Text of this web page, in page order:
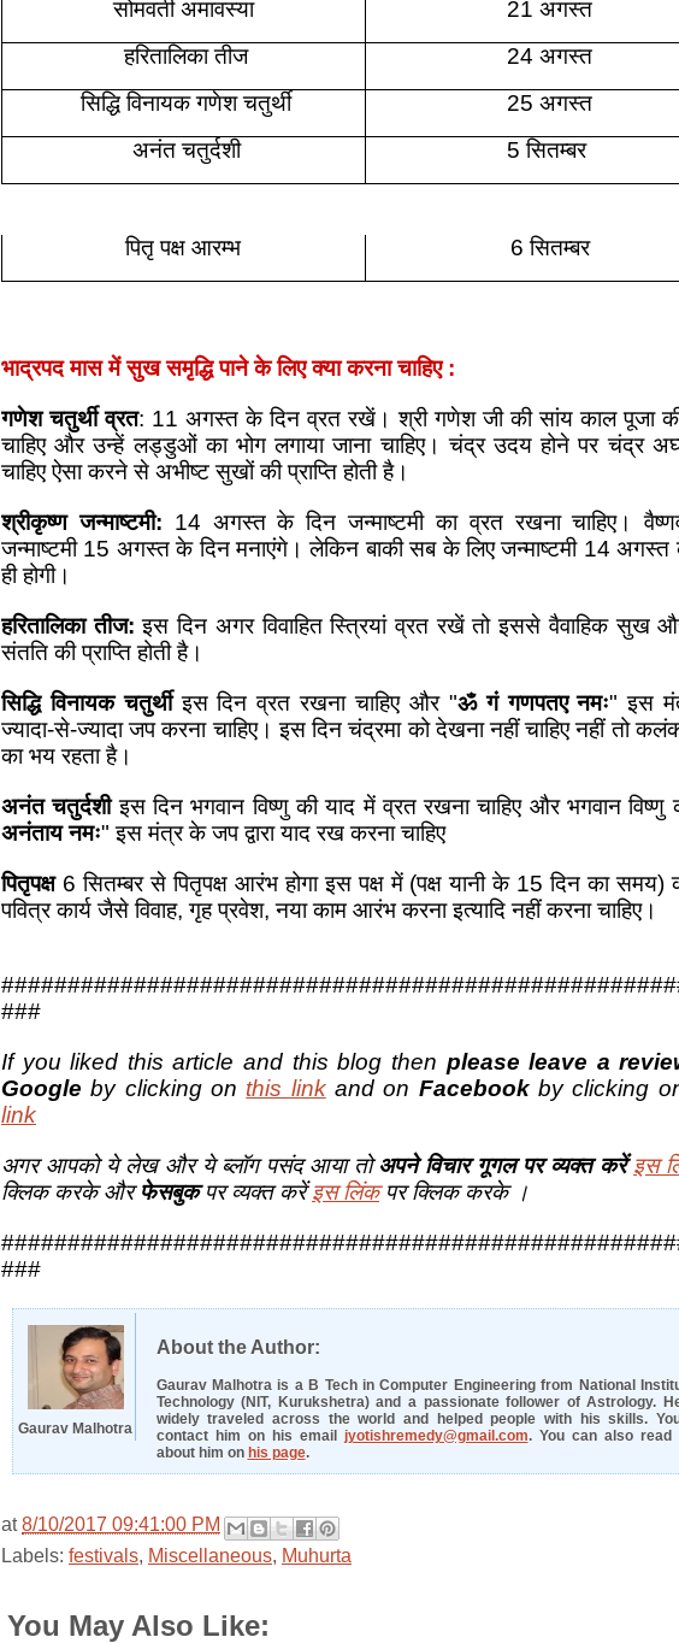
सोमवती अमावस्या
21 अगस्त
हरितालिका तीज
24 अगस्त
सिद्धि विनायक गणेश चतुर्थी
25 अगस्त
अनंत चतुर्दशी
5 सितम्बर
पितृ पक्ष आरम्भ 6 सितम्बर
भाद्रपद मास में सुख समृद्धि पाने के लिए क्या करना चाहिए :
गणेश चतुर्थी व्रत: 11 अगस्त के दिन व्रत रखें। श्री गणेश जी की सांय काल पूजा
चाहिए और उन्हें लड्डुओं का भोग लगाया जाना चाहिए। चंद्र उदय होने पर चंद्र
चाहिए ऐसा करने से अभीष्ट सुखों की प्राप्ति होती है।
श्रीकृष्ण जन्माष्टमी: 14 अगस्त के दिन जन्माष्टमी का व्रत रखना चाहिए।
जन्माष्टमी 15 अगस्त के दिन मनाएंगे। लेकिन बाकी सब के लिए जन्माष्टमी 14 अगस्त
ही होगी।
हरितालिका तीज: इस दिन अगर विवाहित स्त्रियां व्रत रखें तो इससे वैवाहिक सुख
संतति की प्राप्ति होती है।
सिद्धि विनायक चतुर्थीइस दिन व्रत रखना चाहिए और "ॐ गं गणपतए नमः" इस
ज्यादा-से-ज्यादा जप करना चाहिए। इस दिन चंद्रमा को देखना नहीं चाहिए नहीं तो
का भय रहता है।
अनंत चतुर्दशीइस दिन भगवान विष्णु की याद में व्रत रखना चाहिए और भगवान विष्णु
अनंताय नमः" इस मंत्र के जप द्वारा याद रख करना चाहिए
पितृपक्ष 6 सितम्बर से पितृपक्ष आरंभ होगा इस पक्ष में (पक्ष यानी के 15 दिन का समय)
पवित्र कार्य जैसे विवाह, गृह प्रवेश, नया काम आरंभ करना इत्यादि नहीं करना चाहिए।
###
If you liked this article and this blog then please leave a
Google by clicking on this linkand on Facebookby clicking
link
अगर आपको ये लेख और ये ब्लॉग पसंद आया तोअपने विचार गूगल पर व्यक्त करेंइस
क्लिक करके औरफेसबुकपर व्यक्त करेंइस लिंकपर क्लिक करके ।
###
Gaurav Malhotra
About the Author:
Gaurav Malhotra is a B Tech in Computer Engineering from National
Technology (NIT, Kurukshetra) and a passionate follower of Astrology.
widely traveled across the world and helped people with his skills.
contact him on his email jyotishremedy@gmail.com. You can also read
about him on his page.
at8/10/2017 09:41:00 PM
Labels: festivals, Miscellaneous, Muhurta
You May Also Like: